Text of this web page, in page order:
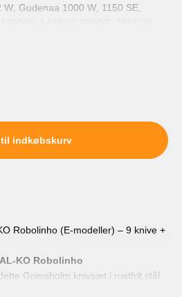
W Gudenaa 1000 W 1150 SE
indkøbskurv
Robolinho (E-modeller) – 9 knive +
AL-KO Robolinho
Grimsholm knivsæt i rustfrit stål.
og 9 skruer, leveret i separate